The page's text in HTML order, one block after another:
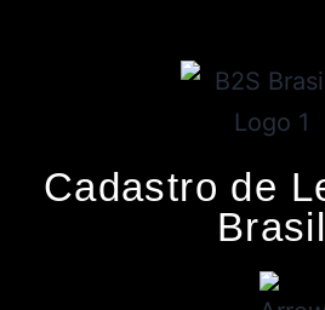
Cadastro de
Brasil